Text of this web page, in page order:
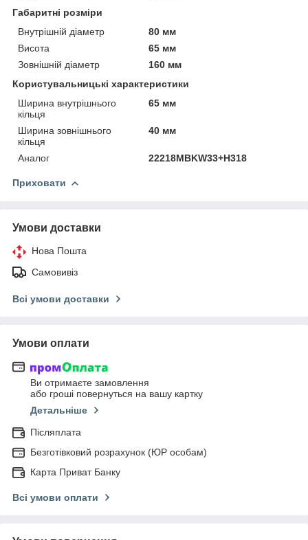
Габаритні розміри
Внутрішній діаметр
80 мм
Висота
65 мм
Зовнішній діаметр
160 мм
Користувальницькі характеристики
Ширина внутрішнього
кільця
65 мм
Ширина зовнішнього
кільця
40 мм
Аналог 22218MBKW33+H318
Приховати
Умови доставки
Нова Пошта
Самовивіз
Всі умови доставки
Умови оплати
Ви отримаєте замовлення
або гроші повернуться на вашу картку
Детальніше
Післяплата
Безготівковий розрахунок (ЮР особам)
Карта Приват Банку
Всі умови оплати